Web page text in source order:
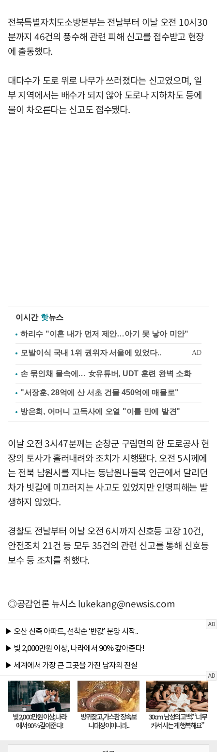
전북특별자치도소방본부는 전날부터 이날 오전 10시30
분까지 46건의 풍수해 관련 피해 신고를 접수받고 현장
에 출동했다.
대다수가 도로 위로 나무가 쓰러졌다는 신고였으며, 일
부 지역에서는 배수가 되지 않아 도로나 지하차도 등에
물이 차오른다는 신고도 접수됐다.
이시간 핫뉴스
하리수 "이혼 내가 먼저 제안…아기 못 낳아 미안"
손 묶인채 물속에… 女유튜버, UDT 훈련 완벽 소화
"서장훈, 28억에 산 서초 건물 450억에 매물로"
방은희, 어머니 고독사에 오열 "이틀 만에 발견"
이날 오전 3시47분께는 순창군 구림면의 한 도로공사 현
장의 토사가 흘러내려와 조치가 시행됐다. 오전 5시께에
는 전북 남원시를 지나는 동남원나들목 인근에서 달리던
차가 빗길에 미끄러지는 사고도 있었지만 인명피해는 발
생하지 않았다.
경찰도 전날부터 이날 오전 6시까지 신호등 고장 10건,
안전조치 21건 등 모두 35건의 관련 신고를 통해 신호등
보수 등 조치를 취했다.
◎공감언론 뉴시스lukekang@newsis.com